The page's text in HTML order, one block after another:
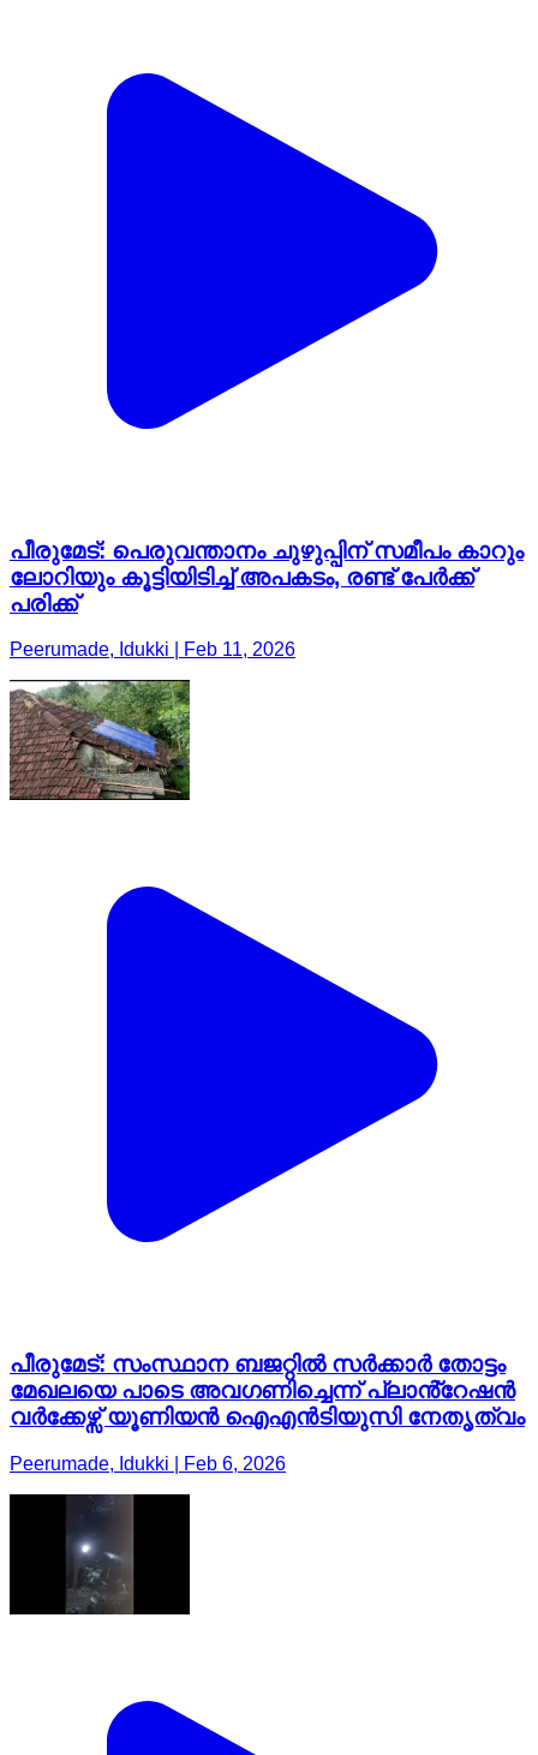
പീരുമേട്: പെരുവന്താനം ചുഴുപ്പിന് സമീപം കാറും
ലോറിയും കൂട്ടിയിടിച്ച് അപകടം, രണ്ട് പേർക്ക്
പരിക്ക്
Peerumade, Idukki | Feb 11, 2026
പീരുമേട്: സംസ്ഥാന ബജറ്റിൽ സർക്കാർ തോട്ടം
മേഖലയെ പാടെ അവഗണിച്ചെന്ന് പ്ലാൻ്റേഷൻ
വർക്കേഴ്സ് യൂണിയൻ ഐഎൻടിയുസി നേതൃത്വം
Peerumade, Idukki | Feb 6, 2026